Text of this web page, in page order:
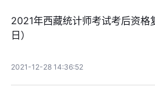
2021年西藏统计师考试考后资
日）
2021-12-28 14:36:52